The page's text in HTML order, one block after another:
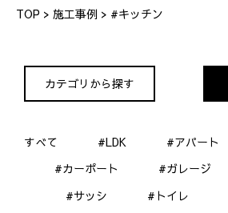
TOP > 施工事例 > #キッチン
カテゴリから探す
すべて #LDK #アパート
#カーポート
#ガレージ
#サッシ
#トイレ